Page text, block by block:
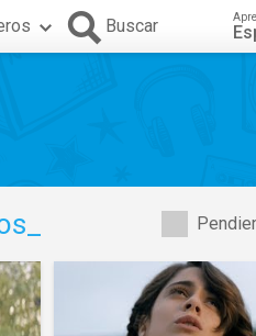
Buscar